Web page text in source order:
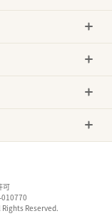
可
010770
Rights Reserved.